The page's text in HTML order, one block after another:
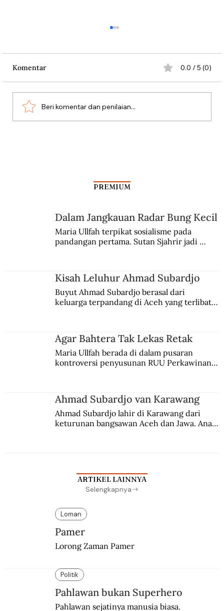
Komentar 0.0 / 5 (0)
Beri komentar dan penilaian...
PREMIUM
Dalam Jangkauan Radar Bung Kecil
Maria Ullfah terpikat sosialisme pada
pandangan pertama. Sutan Sjahrir jadi
Kisah Leluhur Ahmad Subardjo
Buyut Ahmad Subardjo berasal dari
keluarga terpandang di Aceh yang terlibat
agama Islam. Anaknya mengikuti jejaknya.
Agar Bahtera Tak Lekas Retak
Maria Ullfah berada di dalam pusaran
kontroversi penyusunan RUU Perkawinan.
Ahmad Subardjo van Karawang
Ahmad Subardjo lahir di Karawang dari
keturunan bangsawan Aceh dan Jawa. Anak
ARTIKEL LAINNYA
Selengkapnya
Loman
Pamer
Lorong Zaman Pamer
Politik
Pahlawan bukan Superhero
Pahlawan sejatinya manusia biasa.